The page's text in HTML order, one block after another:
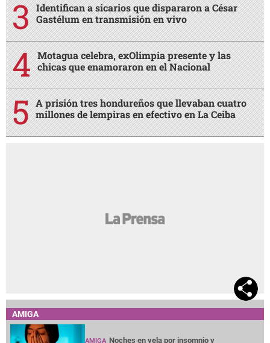
Identifican a sicarios que dispararon a César
Gastélum en transmisión en vivo
Motagua celebra, exOlimpia presente y las
chicas que enamoraron en el Nacional
A prisión tres hondureños que llevaban cuatro
millones de lempiras en efectivo en La Ceiba
AMIGA
AMIGA Noches en vela por insomnio y